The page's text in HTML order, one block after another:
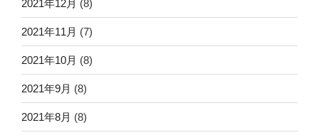
2021年12月 (8)
2021年11月 (7)
2021年10月 (8)
2021年9月 (8)
2021年8月 (8)